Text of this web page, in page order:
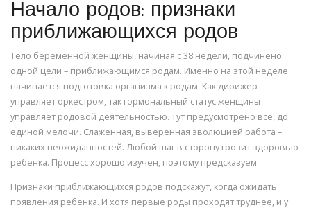
Начало родов: признаки
приближающихся родов
Тело беременной женщины, начиная с 38 недели, подчинено
одной цели – приближающимся родам. Именно на этой неделе
начинается подготовка организма к родам. Как дирижер
управляет оркестром, так гормональный статус женщины
управляет родовой деятельностью. Тут предусмотрено все, до
единой мелочи. Слаженная, выверенная эволюцией работа –
никаких неожиданностей. Любой шаг в сторону грозит здоровью
ребенка. Процесс хорошо изучен, поэтому предсказуем.
Признаки приближающихся родов подскажут, когда ожидать
появления ребенка. И хотя первые роды проходят труднее, и у